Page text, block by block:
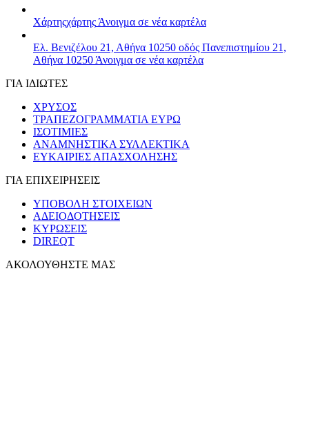
Χάρτηςχάρτης Άνοιγμα σε νέα καρτέλα
Ελ. Βενιζέλου 21, Αθήνα 10250 οδός Πανεπιστημίου 21,
Αθήνα 10250 Άνοιγμα σε νέα καρτέλα
ΓΙΑ ΙΔΙΩΤΕΣ
ΧΡΥΣΟΣ
ΤΡΑΠΕΖΟΓΡΑΜΜΑΤΙΑ ΕΥΡΩ
ΙΣΟΤΙΜΙΕΣ
ΑΝΑΜΝΗΣΤΙΚΑ ΣΥΛΛΕΚΤΙΚΑ
ΕΥΚΑΙΡΙΕΣ ΑΠΑΣΧΟΛΗΣΗΣ
ΓΙΑ ΕΠΙΧΕΙΡΗΣΕΙΣ
ΥΠΟΒΟΛΗ ΣΤΟΙΧΕΙΩΝ
ΑΔΕΙΟΔΟΤΗΣΕΙΣ
ΚΥΡΩΣΕΙΣ
DIREQT
ΑΚΟΛΟΥΘΗΣΤΕ ΜΑΣ